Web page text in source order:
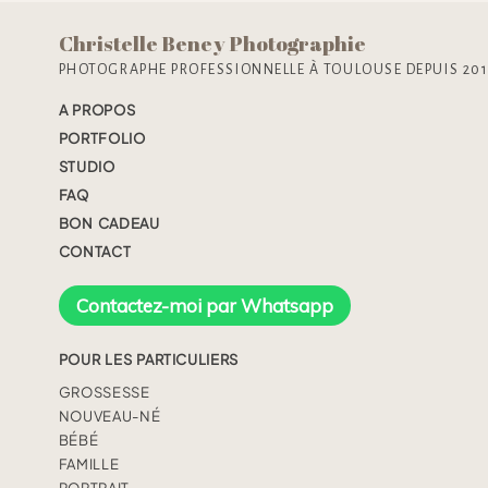
Christelle Beney Photographie
PHOTOGRAPHE PROFESSIONNELLE À TOULOUSE DEPUIS
A PROPOS
PORTFOLIO
STUDIO
FAQ
BON CADEAU
CONTACT
Contactez-moi par Whatsapp
POUR LES PARTICULIERS
GROSSESSE
NOUVEAU-NÉ
BÉBÉ
FAMILLE